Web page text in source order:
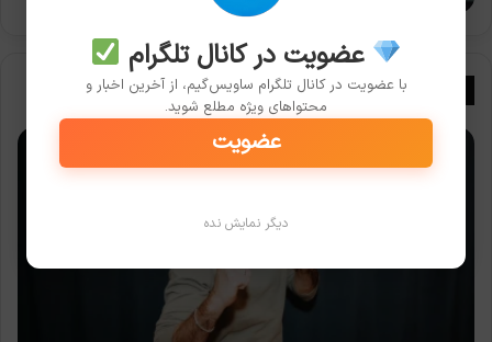
بیوگرافی بازیسازان
عضویت در کانال تلگرام
با عضویت در کانال تلگرام ساویس‌گیم، از آخرین اخبار و
محتواهای ویژه مطلع شوید.
عضویت
دیگر نمایش نده